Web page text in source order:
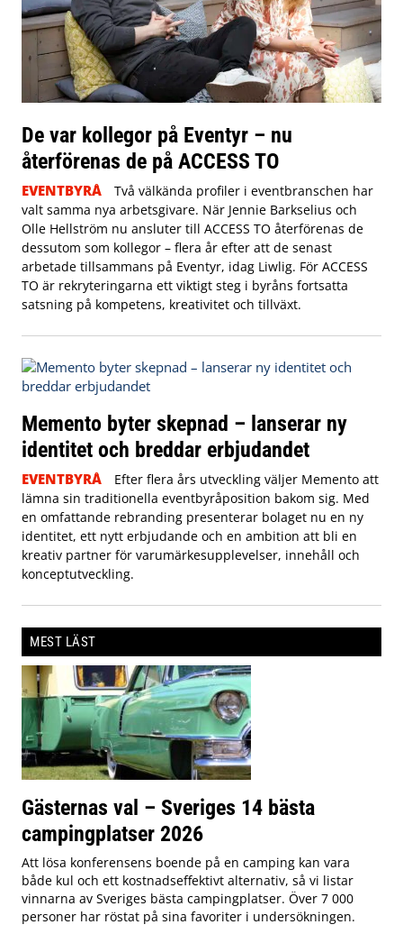
De var kollegor på Eventyr – nu
återförenas de på ACCESS TO
EVENTBYRÅ
Två välkända profiler i eventbranschen har
valt samma nya arbetsgivare. När Jennie Barkselius och
Olle Hellström nu ansluter till ACCESS TO återförenas de
dessutom som kollegor – flera år efter att de senast
arbetade tillsammans på Eventyr, idag Liwlig. För ACCESS
TO är rekryteringarna ett viktigt steg i byråns fortsatta
satsning på kompetens, kreativitet och tillväxt.
Memento byter skepnad – lanserar ny
identitet och breddar erbjudandet
EVENTBYRÅ
Efter flera års utveckling väljer Memento att
lämna sin traditionella eventbyråposition bakom sig. Med
en omfattande rebranding presenterar bolaget nu en ny
identitet, ett nytt erbjudande och en ambition att bli en
kreativ partner för varumärkesupplevelser, innehåll och
konceptutveckling.
MEST LÄST
Gästernas val – Sveriges 14 bästa
campingplatser 2026
Att lösa konferensens boende på en camping kan vara
både kul och ett kostnadseffektivt alternativ, så vi listar
vinnarna av Sveriges bästa campingplatser. Över 7 000
personer har röstat på sina favoriter i undersökningen.